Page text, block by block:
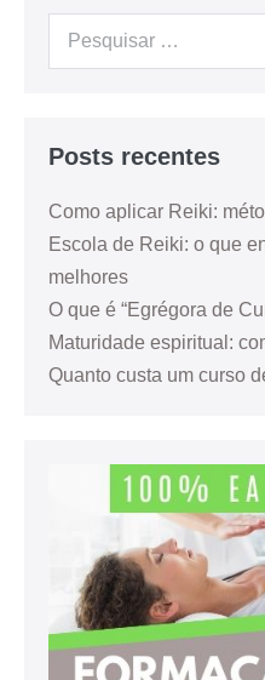
Posts recentes
Como aplicar Reiki:
Escola de Reiki: o que
melhores
O que é “Egrégora de
Maturidade espiritual:
Quanto custa um curso